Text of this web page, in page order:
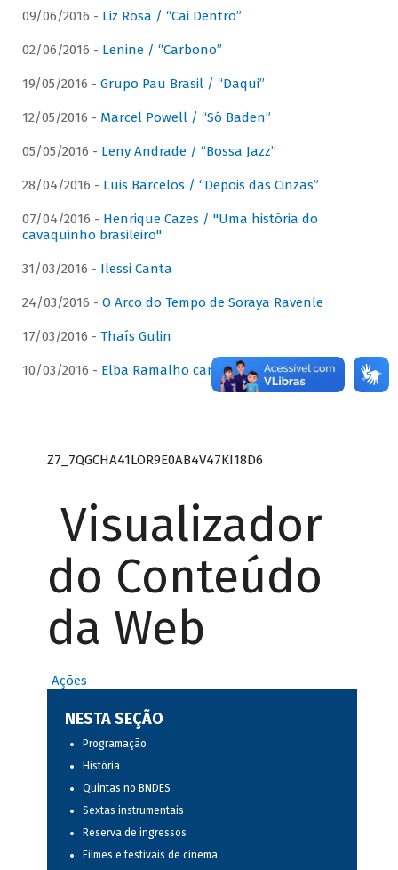
09/06/2016 - Liz Rosa / “Cai Dentro”
02/06/2016 - Lenine / “Carbono”
19/05/2016 - Grupo Pau Brasil / “Daqui”
12/05/2016 - Marcel Powell / “Só Baden”
05/05/2016 - Leny Andrade / “Bossa Jazz”
28/04/2016 - Luis Barcelos / “Depois das Cinzas”
07/04/2016 - Henrique Cazes / "Uma história do
cavaquinho brasileiro"
31/03/2016 - Ilessi Canta
24/03/2016 - O Arco do Tempo de Soraya Ravenle
17/03/2016 - Thaís Gulin
10/03/2016 - Elba Ramalho canta Dominguinhos
Z7_7QGCHA41LOR9E0AB4V47KI18D6
Visualizador
do Conteúdo
da Web
Ações
NESTA SEÇÃO
Programação
História
Quintas no BNDES
Sextas instrumentais
Reserva de ingressos
Filmes e festivais de cinema